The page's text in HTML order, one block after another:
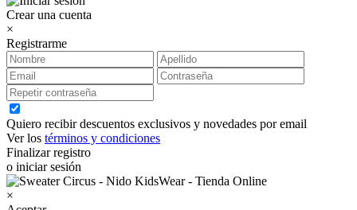
Crear una cuenta
×
Registrarme
Quiero recibir descuentos exclusivos y novedades por email
Ver los términos y condiciones
Finalizar registro
o iniciar sesión
×